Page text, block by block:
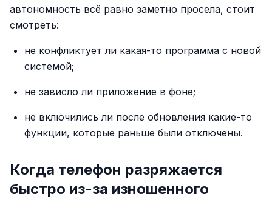
автономность всё равно заметно просела, стоит
смотреть:
не конфликтует ли какая-то программа с новой
системой;
не зависло ли приложение в фоне;
не включились ли после обновления какие-то
функции, которые раньше были отключены.
Когда телефон разряжается
быстро из-за изношенного